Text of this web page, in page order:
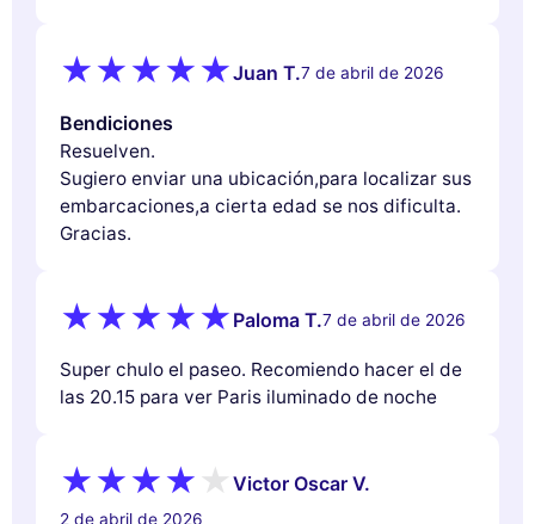
Juan T.7 de abril de 2026
Bendiciones
Resuelven.
Sugiero enviar una ubicación,para localizar sus
embarcaciones,a cierta edad se nos dificulta.
Gracias.
Paloma T.7 de abril de 2026
Super chulo el paseo. Recomiendo hacer el de
las 20.15 para ver Paris iluminado de noche
Victor Oscar V.
2 de abril de 2026